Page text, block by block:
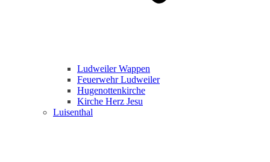
Ludweiler Wappen
Feuerwehr Ludweiler
Hugenottenkirche
Kirche Herz Jesu
Luisenthal